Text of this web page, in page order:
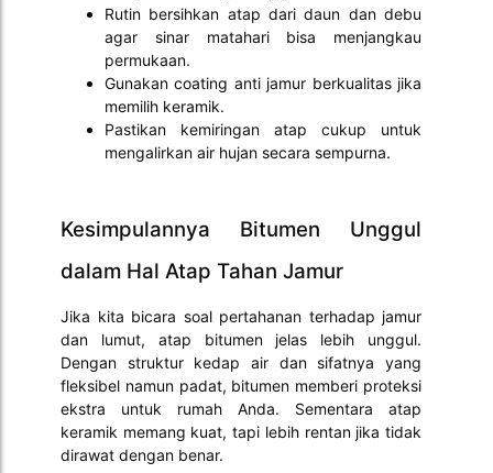
Rutin bersihkan atap dari daun dan debu
agar sinar matahari bisa menjangkau
permukaan.
Gunakan coating anti jamur berkualitas jika
memilih keramik.
Pastikan kemiringan atap cukup untuk
mengalirkan air hujan secara sempurna.
Kesimpulannya Bitumen Unggul
dalam Hal Atap Tahan Jamur
Jika kita bicara soal pertahanan terhadap jamur
dan lumut, atap bitumen jelas lebih unggul.
Dengan struktur kedap air dan sifatnya yang
fleksibel namun padat, bitumen memberi proteksi
ekstra untuk rumah Anda. Sementara atap
keramik memang kuat, tapi lebih rentan jika tidak
dirawat dengan benar.